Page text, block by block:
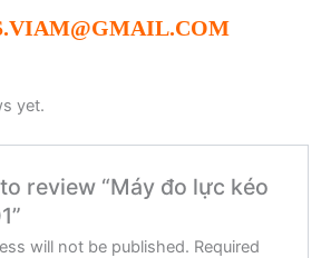
yet.
review “Máy đo lực kéo
will not be published. Required